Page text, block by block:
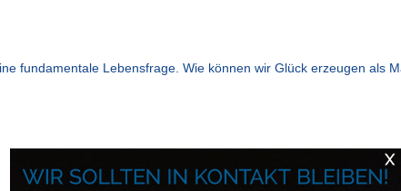
fundamentale Lebensfrage. Wie können wir Glück erzeugen als